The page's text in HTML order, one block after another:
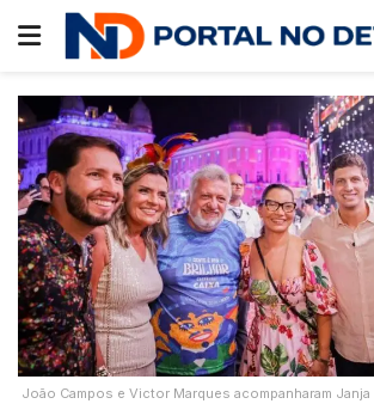
João Campos e Victor Marques acompanharam